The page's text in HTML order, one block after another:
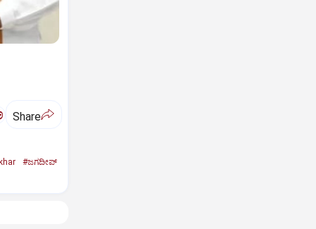
Share
#ಜಗದೀಪ್‌